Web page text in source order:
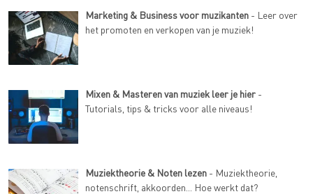
Marketing & Business voor muzikanten - Leer over
het promoten en verkopen van je muziek!
Mixen & Masteren van muziek leer je hier -
Tutorials, tips & tricks voor alle niveaus!
Muziektheorie & Noten lezen - Muziektheorie,
notenschrift, akkoorden... Hoe werkt dat?